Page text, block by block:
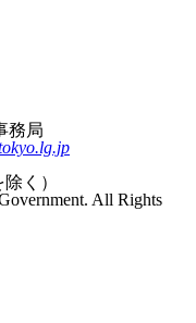
務局
く）
All Rights